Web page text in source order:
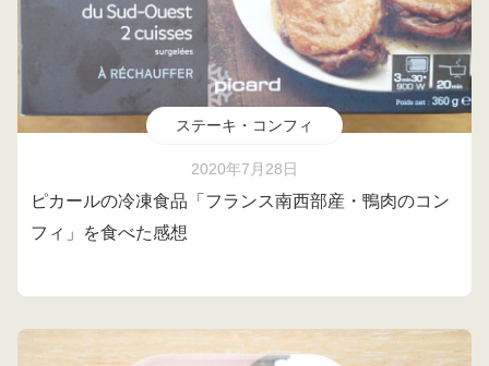
ステーキ・コンフィ
2020年7月28日
ピカールの冷凍食品「フランス南西部産・鴨肉のコン
フィ」を食べた感想